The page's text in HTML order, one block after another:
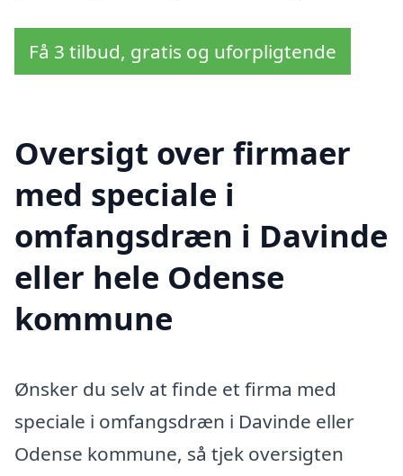
Få 3 tilbud, gratis og uforpligtende
Oversigt over firmaer
med speciale i
omfangsdræn i Davinde
eller hele Odense
kommune
Ønsker du selv at finde et firma med
speciale i omfangsdræn i Davinde eller
Odense kommune, så tjek oversigten